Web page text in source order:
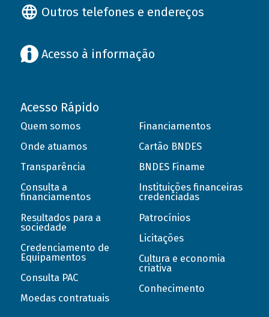
Outros telefones e endereços
Acesso à informação
Acesso Rápido
Quem somos
Onde atuamos
Transparência
Consulta a
financiamentos
Resultados para a
sociedade
Credenciamento de
Equipamentos
Consulta PAC
Moedas contratuais
Financiamentos
Cartão BNDES
BNDES Finame
Instituições financeiras
credenciadas
Patrocínios
Licitações
Cultura e economia
criativa
Conhecimento